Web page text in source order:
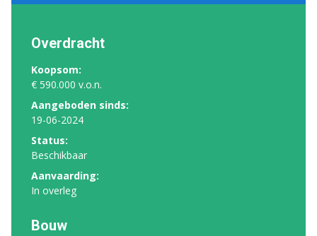
Overdracht
Koopsom:
€ 590.000 v.o.n.
Aangeboden sinds:
19-06-2024
Status:
Beschikbaar
Aanvaarding:
In overleg
Bouw